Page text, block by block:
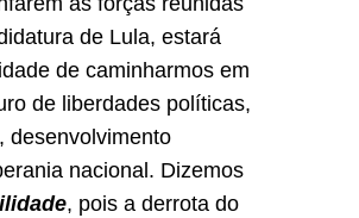
de Lula, estará
de caminharmos em
de liberdades políticas,
desenvolvimento
nacional. Dizemos
, pois a derrota do